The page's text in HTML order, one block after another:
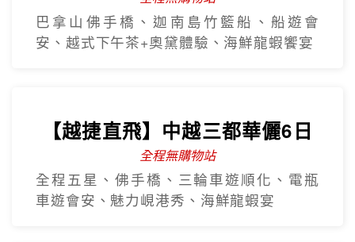
巴拿山佛手橋、迦南島竹籃船、船遊會
安、越式下午茶+奧黛體驗、海鮮龍蝦饗宴
【越捷直飛】中越三都華儷6日
全程無購物站
全程五星、佛手橋、三輪車遊順化、電瓶
車遊會安、魅力峴港秀、海鮮龍蝦宴